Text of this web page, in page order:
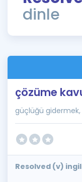
ÖSYM Sınav
İngilizce
dinle
çözüme
güçlüğü
Resolved (v)